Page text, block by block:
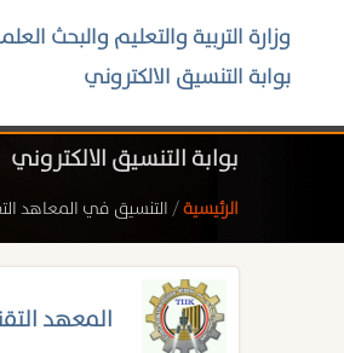
وزارة التربية والتعليم والبحث
بوابة التنسيق الالكتروني
بوابة التنسيق الالكتروني
الرئيسية/ التنسيق في المعاهد
المعهد